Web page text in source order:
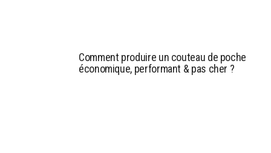
Comment produire un couteau de poche
économique, performant & pas cher ?